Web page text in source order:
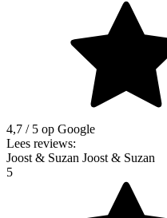
4,7 / 5 op Google
Lees reviews:
Joost & Suzan Joost & Suzan
5